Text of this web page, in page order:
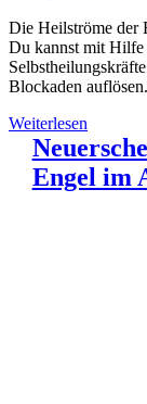
Die Heilströme der
Du kannst mit Hilfe
Blockaden auflösen.
Weiterlesen
Engel im